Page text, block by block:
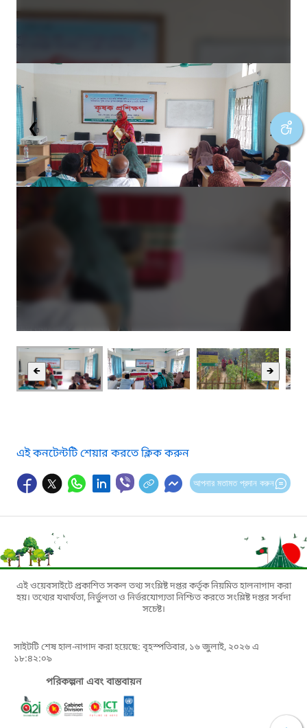
❮ ❯
🡸 🡺
এই কনটেন্টটি শেয়ার করতে ক্লিক করুন
আপনার মতামত প্রদান করুন
এই ওয়েবসাইটে প্রকাশিত সকল তথ্য সংশ্লিষ্ট দপ্তর কর্তৃক নিয়মিত হালনাগাদ করা
হয়। তথ্যের যথার্থতা, নির্ভুলতা ও নির্ভরযোগ্যতা নিশ্চিত করতে সংশ্লিষ্ট দপ্তর সর্বদা
সচেষ্ট।
সাইটটি শেষ হাল-নাগাদ করা হয়েছে: বৃহস্পতিবার, ১৬ জুলাই, ২০২৬ এ
১৮:৪২:০৯
পরিকল্পনা এবং বাস্তবায়ন